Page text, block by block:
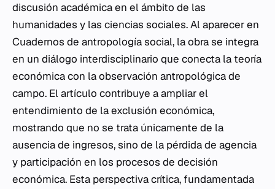
discusión académica en el ámbito de las
humanidades y las ciencias sociales. Al aparecer en
Cuadernos de antropología social, la obra se integra
en un diálogo interdisciplinario que conecta la teoría
económica con la observación antropológica de
campo. El artículo contribuye a ampliar el
entendimiento de la exclusión económica,
mostrando que no se trata únicamente de la
ausencia de ingresos, sino de la pérdida de agencia
y participación en los procesos de decisión
económica. Esta perspectiva crítica, fundamentada